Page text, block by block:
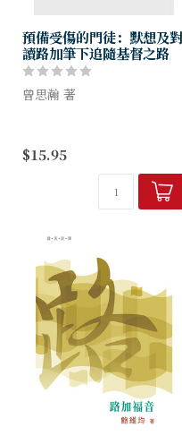
預備受傷的門徒：默想及對
讀路加筆下追隨基督之路
曾思瀚 著
難捆鎖，背叛攻擊？
實踐使命，從來都是昂價的，
但我們相信，我們的見證再
$15.95